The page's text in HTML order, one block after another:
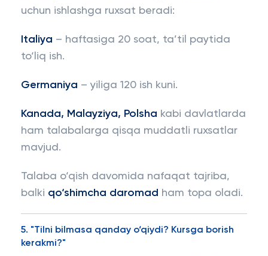
uchun ishlashga ruxsat beradi:
Italiya – haftasiga 20 soat, ta’til paytida
to‘liq ish.
Germaniya – yiliga 120 ish kuni.
Kanada, Malayziya, Polsha kabi davlatlarda
ham talabalarga qisqa muddatli ruxsatlar
mavjud.
Talaba o‘qish davomida nafaqat tajriba,
balki qo‘shimcha daromad ham topa oladi.
5. "Tilni bilmasa qanday o‘qiydi? Kursga borish
kerakmi?"